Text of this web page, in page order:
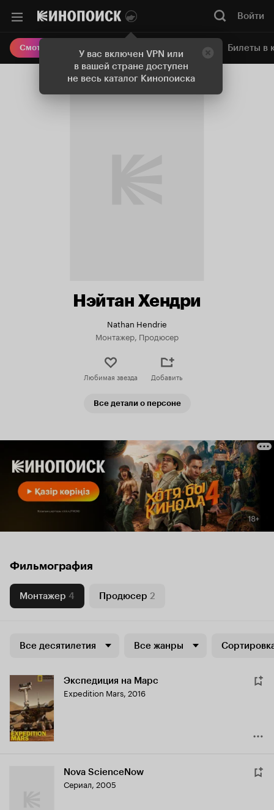
У вас включен VPN или
в вашей стране доступен
не весь каталог Кинопоиска
Войти
Смотреть кино Онлайн-кинотеатр Билеты в
Нэйтан Хендри
Nathan Hendrie
Монтажер, Продюсер
Любимая звезда Добавить
Все детали о персоне
Фильмография
Монтажер 4 Продюсер 2
Все десятилетия Все жанры
Экспедиция на Марс
Expedition Mars, 2016
Nova ScienceNow
Сериал, 2005